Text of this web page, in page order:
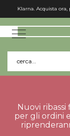
Klarna. Acquista
cerca...
Nuovi ribassi
per gli ordini